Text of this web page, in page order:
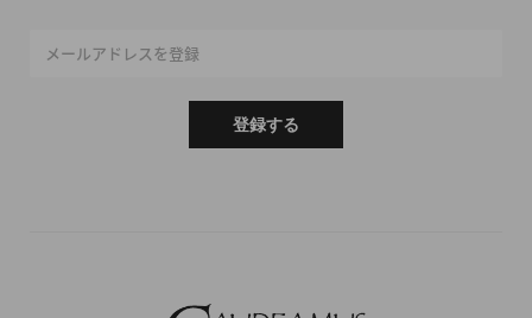
メールアドレスを登録
登録する